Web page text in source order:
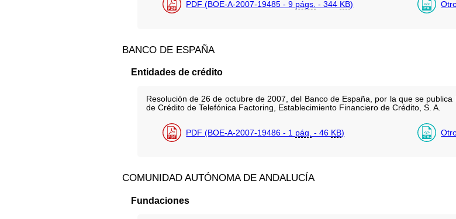
PDF (BOE-A-2007-19485 - 9 págs. - 344 KB)
BANCO DE ESPAÑA
Entidades de crédito
Resolución de 26 de octubre de 2007, del Banco de España, por la que se
de Crédito de Telefónica Factoring, Establecimiento Financiero de Crédito, S. A.
PDF (BOE-A-2007-19486 - 1 pág. - 46 KB)
COMUNIDAD AUTÓNOMA DE ANDALUCÍA
Fundaciones